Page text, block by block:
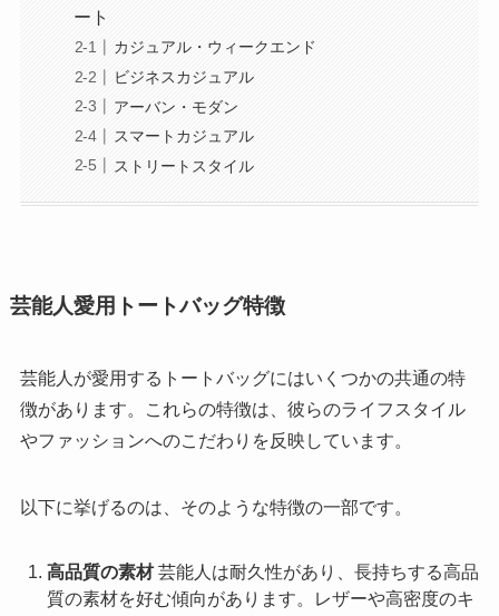
ート
カジュアル・ウィークエンド
ビジネスカジュアル
アーバン・モダン
スマートカジュアル
ストリートスタイル
芸能人愛用トートバッグ特徴
芸能人が愛用するトートバッグにはいくつかの共通の特
徴があります。これらの特徴は、彼らのライフスタイル
やファッションへのこだわりを反映しています。
以下に挙げるのは、そのような特徴の一部です。
高品質の素材芸能人は耐久性があり、長持ちする高品
質の素材を好む傾向があります。レザーや高密度のキ